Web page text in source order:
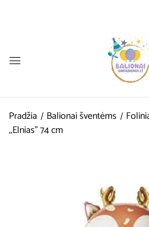
Pradžia Balionai šventėms
,,Elnias” 74 cm